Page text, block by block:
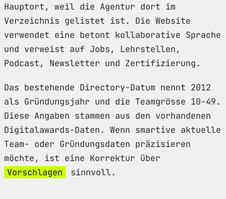
Hauptort, weil die Agentur dort im
Verzeichnis gelistet ist. Die Website
verwendet eine betont kollaborative Sprache
und verweist auf Jobs, Lehrstellen,
Podcast, Newsletter und Zertifizierung.
Das bestehende Directory-Datum nennt 2012
als Gründungsjahr und die Teamgrösse 10-49.
Diese Angaben stammen aus den vorhandenen
Digitalawards-Daten. Wenn smartive aktuelle
Team- oder Gründungsdaten präzisieren
möchte, ist eine Korrektur über
Vorschlagen
sinnvoll.